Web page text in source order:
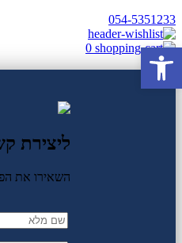
054-5351233
0
ליצירת
השאירו את
פתח סרגל נגישות